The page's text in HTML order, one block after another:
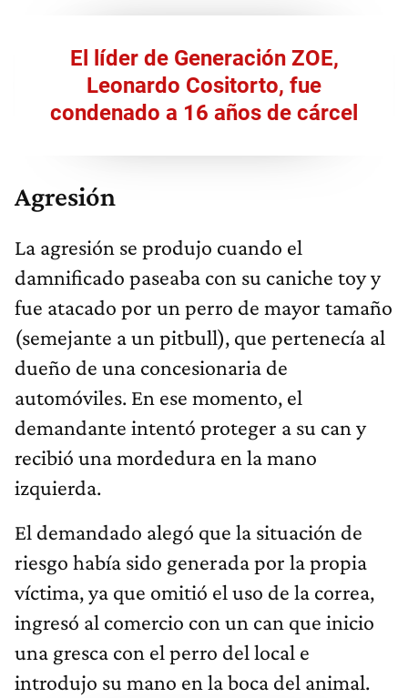
El líder de Generación ZOE,
Leonardo Cositorto, fue
condenado a 16 años de cárcel
Agresión
La agresión se produjo cuando el
damnificado paseaba con su caniche toy y
fue atacado por un perro de mayor tamaño
(semejante a un pitbull), que pertenecía al
dueño de una concesionaria de
automóviles. En ese momento, el
demandante intentó proteger a su can y
recibió una mordedura en la mano
izquierda.
El demandado alegó que la situación de
riesgo había sido generada por la propia
víctima, ya que omitió el uso de la correa,
ingresó al comercio con un can que inicio
una gresca con el perro del local e
introdujo su mano en la boca del animal.